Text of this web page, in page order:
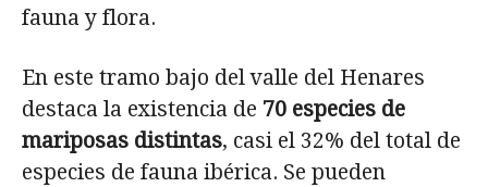
fauna y flora.
En este tramo bajo del valle del Henares
destaca la existencia de 70 especies de
mariposas distintas, casi el 32% del total de
especies de fauna ibérica. Se pueden